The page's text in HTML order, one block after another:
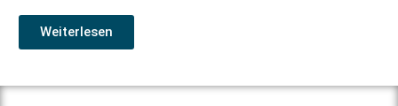
Weiterlesen